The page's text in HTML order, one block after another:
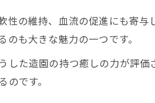
前向きな生活習慣とは
しみと健康へのアプローチ
の維持、血流の促進にも寄
も大きな魅力の一つです。
た造園の持つ癒しの力が評
です。